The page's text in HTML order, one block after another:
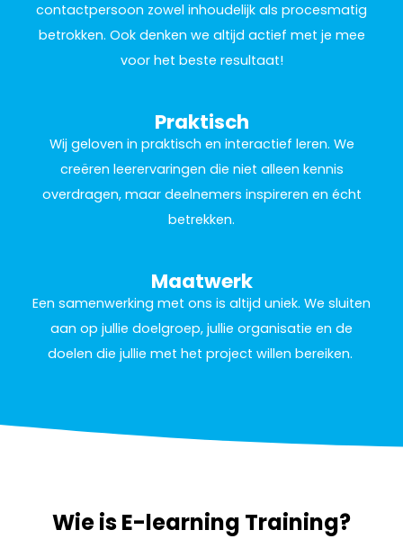
contactpersoon zowel inhoudelijk als procesmatig
betrokken. Ook denken we altijd actief met je mee
voor het beste resultaat!
Praktisch
Wij geloven in praktisch en interactief leren. We
creëren leerervaringen die niet alleen kennis
overdragen, maar deelnemers inspireren en écht
betrekken.
Maatwerk
Een samenwerking met ons is altijd uniek. We sluiten
aan op jullie doelgroep, jullie organisatie en de
doelen die jullie met het project willen bereiken.
Wie is E-learning Training?